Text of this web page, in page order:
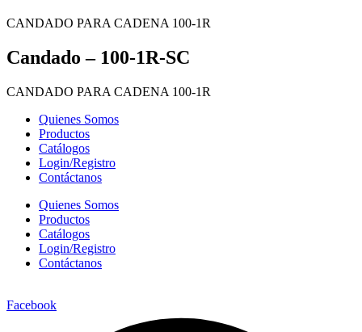
CANDADO PARA CADENA 100-1R
Candado – 100-1R-SC
CANDADO PARA CADENA 100-1R
Quienes Somos
Productos
Catálogos
Login/Registro
Contáctanos
Quienes Somos
Productos
Catálogos
Login/Registro
Contáctanos
Facebook